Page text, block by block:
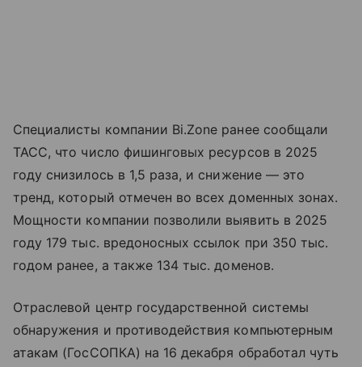
Специалисты компании Bi.Zone ранее сообщали
ТАСС, что число фишинговых ресурсов в 2025
году снизилось в 1,5 раза, и снижение — это
тренд, который отмечен во всех доменных зонах.
Мощности компании позволили выявить в 2025
году 179 тыс. вредоносных ссылок при 350 тыс.
годом ранее, а также 134 тыс. доменов.
Отраслевой центр государственной системы
обнаружения и противодействия компьютерным
атакам (ГосСОПКА) на 16 декабря обработал чуть